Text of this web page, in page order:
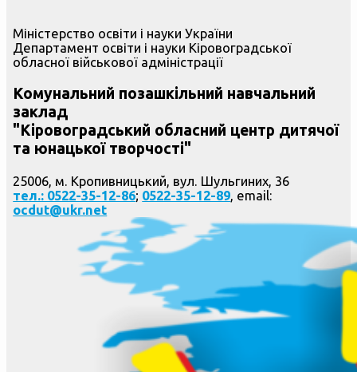
Міністерство освіти і науки України
Департамент освіти і науки Кіровоградської
обласної військової адміністрації
Комунальний позашкільний навчальний
заклад
"Кіровоградський обласний центр дитячої
та юнацької творчості"
25006, м. Кропивницький, вул. Шульгиних, 36
тел.: 0522-35-12-86; 0522-35-12-89, email:
ocdut@ukr.net